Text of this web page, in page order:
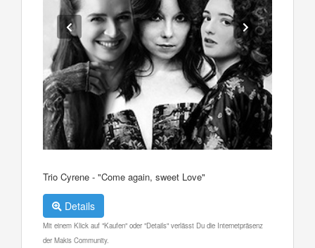
Trio Cyrene - "Come again, sweet Love"
Details
Mit einem Klick auf "Kaufen" oder "Details" verlässt Du die Internetpräsenz
der Makis Community.